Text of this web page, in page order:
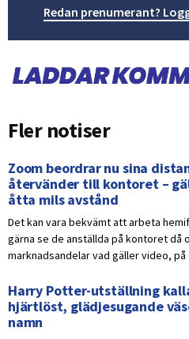
Redan prenumerant?
Fler notiser
Zoom beordrar nu sina
återvänder till kontoret –
åtta mils avstånd
Det kan vara bekvämt att arbeta
gärna se de anställda på kontoret då
marknadsandelar vad gäller video,
Harry Potter-utställning
hjärtlöst, glädjesugande
namn